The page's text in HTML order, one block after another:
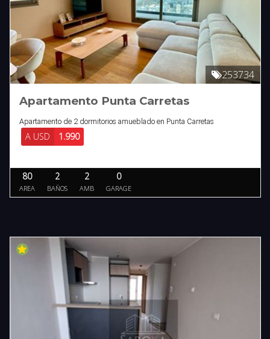
253734
Apartamento Punta Carretas
Apartamento de 2 dormitorios amueblado en Punta Carretas
A USD 1.990
80
AREA
2
BAÑOS
2
AMB
0
GARAGE